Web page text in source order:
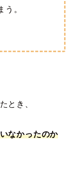
う。
とき、
なかったのか